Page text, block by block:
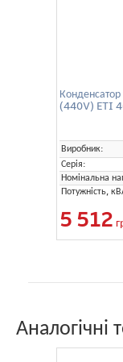
(440V) ETI
Виробник:
Серія:
Номінальна
Потужність,
5 512
Аналогічні